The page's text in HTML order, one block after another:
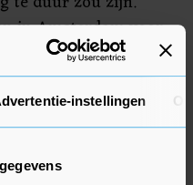
instellingen
in Amsterdam voor
15.000 woningen op
vreesde dat
uitvallen dat
tarieven te rekenen
te lijden.